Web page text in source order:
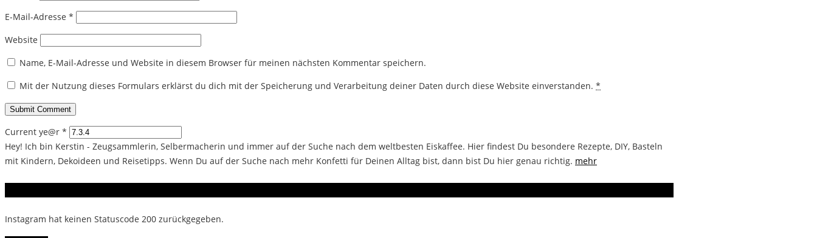
E-Mail-Adresse *
Website
Name, E-Mail-Adresse und Website in diesem Browser für meinen nächsten Kommentar speichern.
Mit der Nutzung dieses Formulars erklärst du dich mit der Speicherung und Verarbeitung deiner Daten durch diese Website einverstanden. *
Current ye@r *
Hey! Ich bin Kerstin - Zeugsammlerin, Selbermacherin und immer auf der Suche nach dem weltbesten Eiskaffee. Hier findest Du besondere Rezepte, DIY, Basteln
mit Kindern, Dekoideen und Reisetipps. Wenn Du auf der Suche nach mehr Konfetti für Deinen Alltag bist, dann bist Du hier genau richtig. mehr
Instagram hat keinen Statuscode 200 zurückgegeben.